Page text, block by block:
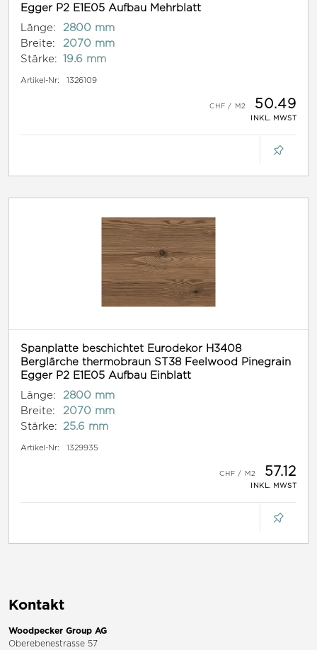
Egger P2 E1E05 Aufbau Mehrblatt
Länge:
2800 mm
Breite:
2070 mm
Stärke: 19.6 mm
Artikel-Nr: 1326109
50.49
INKL. MWST
Spanplatte beschichtet Eurodekor H3408
Berglärche thermobraun ST38 Feelwood Pinegrain
Egger P2 E1E05 Aufbau Einblatt
Länge:
2800 mm
Breite:
2070 mm
Stärke:
25.6 mm
Artikel-Nr: 1329935
57.12
INKL. MWST
Kontakt
Woodpecker Group AG
Oberebenestrasse 57